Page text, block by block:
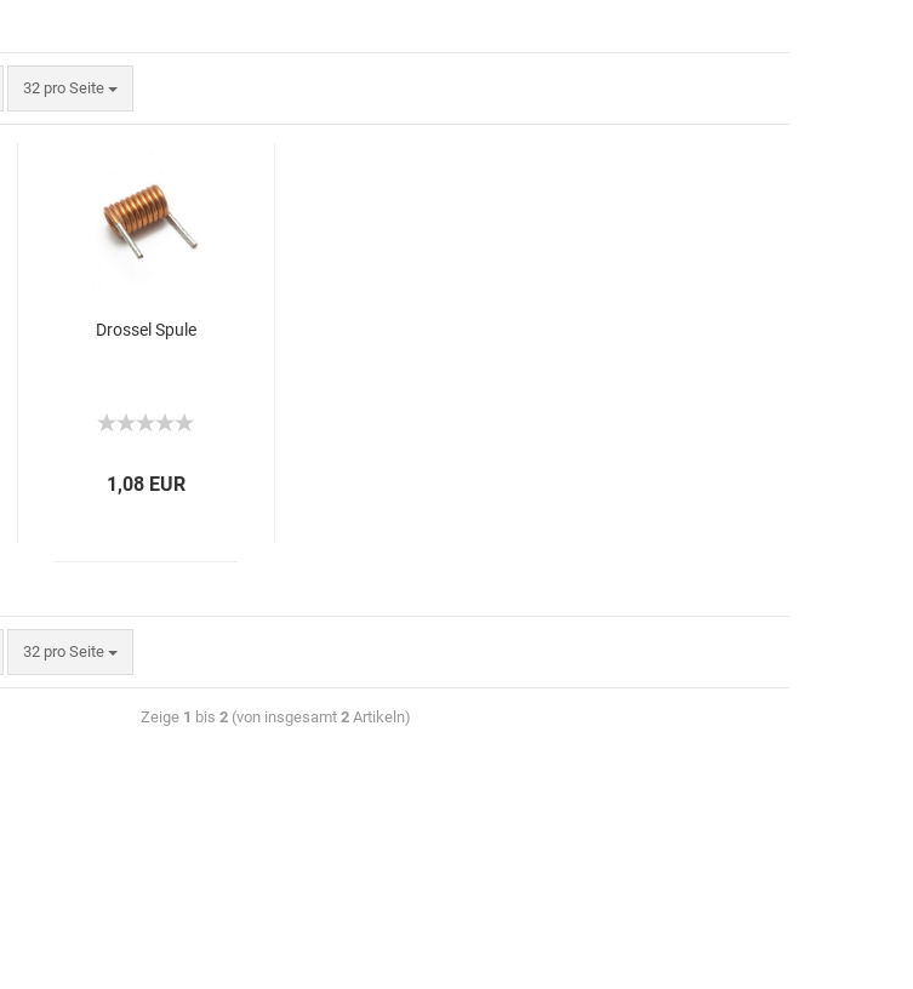
32 pro Seite
Drossel Spule
1,08 EUR
32 pro Seite
Zeige 1 bis 2(von insgesamt 2Artikeln)